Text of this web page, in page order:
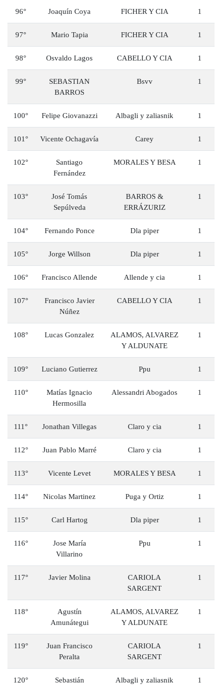
96° Joaquín Coya FICHER Y CIA 1
97° Mario Tapia FICHER Y CIA 1
98° Osvaldo Lagos CABELLO Y CIA 1
99°
SEBASTIAN
BARROS
Bsvv 1
100° Felipe Giovanazzi Albagli y zaliasnik 1
101° Vicente Ochagavía Carey 1
102°
Santiago
Fernández
MORALES Y BESA 1
103°
José Tomás
Sepúlveda
BARROS &
ERRÁZURIZ
1
104° Fernando Ponce Dla piper 1
105° Jorge Willson Dla piper 1
106° Francisco Allende Allende y cia 1
107°
Francisco Javier
Núñez
CABELLO Y CIA 1
108° Lucas Gonzalez
ALAMOS, ALVAREZ
Y ALDUNATE
1
109° Luciano Gutierrez Ppu 1
110°
Matías Ignacio
Hermosilla
Alessandri Abogados 1
111° Jonathan Villegas Claro y cia 1
112° Juan Pablo Marré Claro y cia 1
113° Vicente Levet MORALES Y BESA 1
114° Nicolas Martinez Puga y Ortiz 1
115° Carl Hartog Dla piper 1
116°
Jose María
Villarino
Ppu 1
117° Javier Molina
CARIOLA
SARGENT
1
118°
Agustín
Amunátegui
ALAMOS, ALVAREZ
Y ALDUNATE
1
119°
Juan Francisco
Peralta
CARIOLA
SARGENT
1
120°
Sebastián
Albagli y zaliasnik 1